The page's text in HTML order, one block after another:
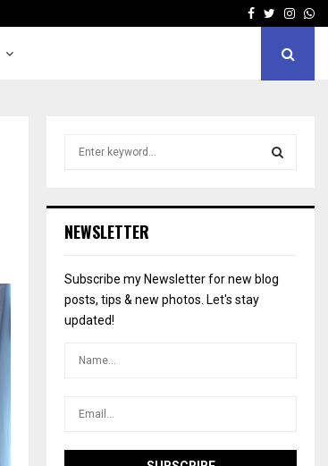
Facebook
Twitter
h
o
NEWSLETTER
Subscribe my Newsletter for new blog
posts, tips & new photos. Let's stay
updated!